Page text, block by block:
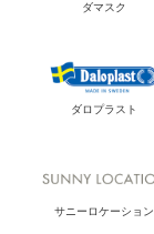
ダマスク
ダロプラスト
サニーロケーション